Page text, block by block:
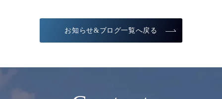
お知らせ&ブログ一覧へ戻る